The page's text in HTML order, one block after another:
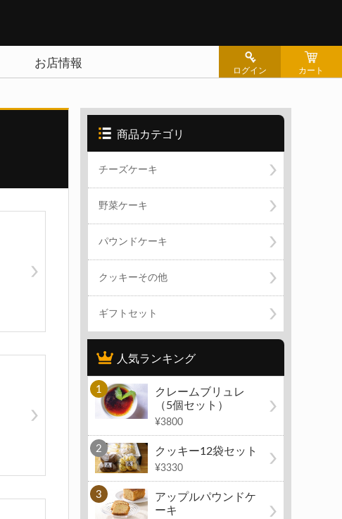
お店情報
商品カテゴリ
チーズケーキ
野菜ケーキ
パウンドケーキ
クッキーその他
ギフトセット
人気ランキング
クレームブリュレ
（5個セット）
¥3800
クッキー12袋セット
¥3330
アップルパウンドケ
ーキ
ログイン カート